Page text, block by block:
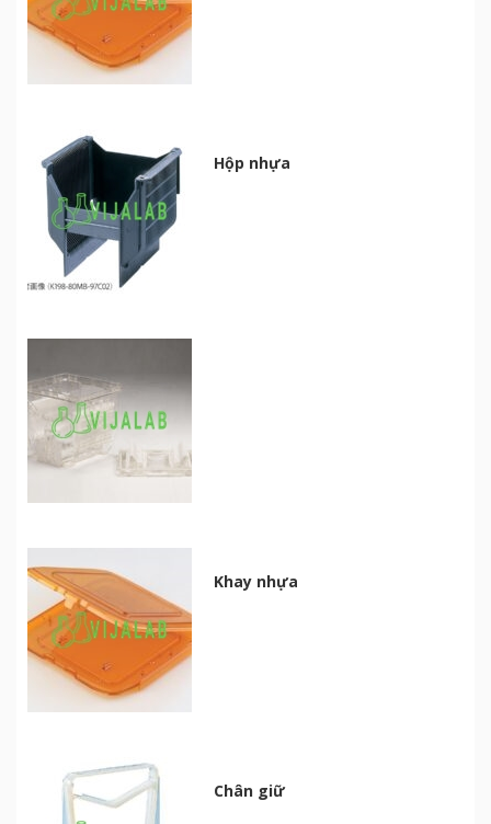
Hộp nhựa
Khay nhựa
Chân giữ